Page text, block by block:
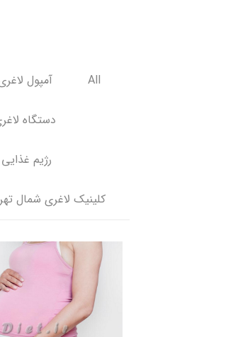
All آمپول
دستگاه
رژیم
کلینیک لاغری شمال